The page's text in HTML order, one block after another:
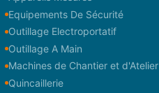
Equipements De Sécurité
Outillage Electroportatif
Outillage A Main
Machines de Chantier et d'Atelier
Quincaillerie